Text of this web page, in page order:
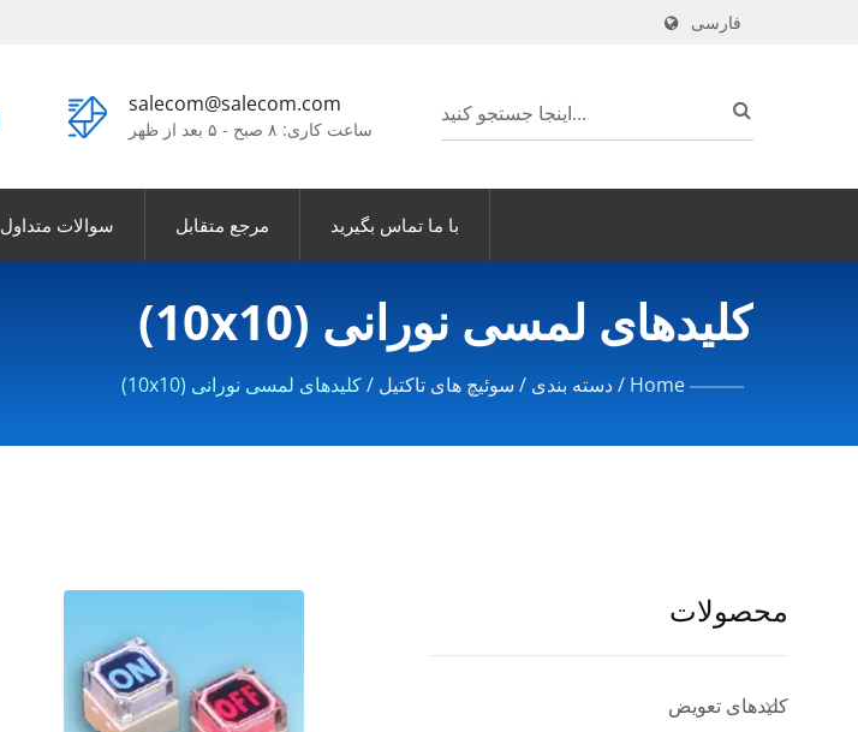
فارسی
salecom@salecom.com
ساعت کاری: ۸ صبح - ۵ بعد از ظهر
سوالات متداول مرجع متقابل با ما تماس بگیرید
کلیدهای لمسی نورانی (10x10)
Home
/دسته بندی / سوئیچ های تاکتیل /کلیدهای لمسی نورانی (10x10)
محصولات
کلیدهای تعویض